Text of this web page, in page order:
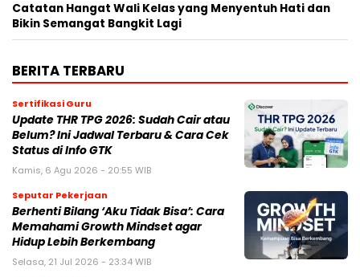
Catatan Hangat Wali Kelas yang Menyentuh Hati dan
Bikin Semangat Bangkit Lagi
BERITA TERBARU
Sertifikasi Guru
Update THR TPG 2026: Sudah Cair atau
Belum? Ini Jadwal Terbaru & Cara Cek
Status di Info GTK
Kamis, 6 Agu 2026 - 20:55 WIB
Seputar Pekerjaan
Berhenti Bilang ‘Aku Tidak Bisa’: Cara
Memahami Growth Mindset agar
Hidup Lebih Berkembang
Selasa, 21 Jul 2026 - 23:34 WIB